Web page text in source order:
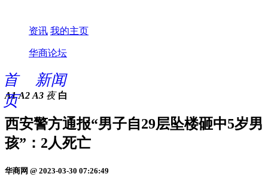
资讯 我的主页
华商论坛
首
页
新闻
A1 A2 A3 夜 白
西安警方通报“男子自29层坠楼砸中5岁男
孩”：2人死亡
华商网 @ 2023-03-30 07:26:49